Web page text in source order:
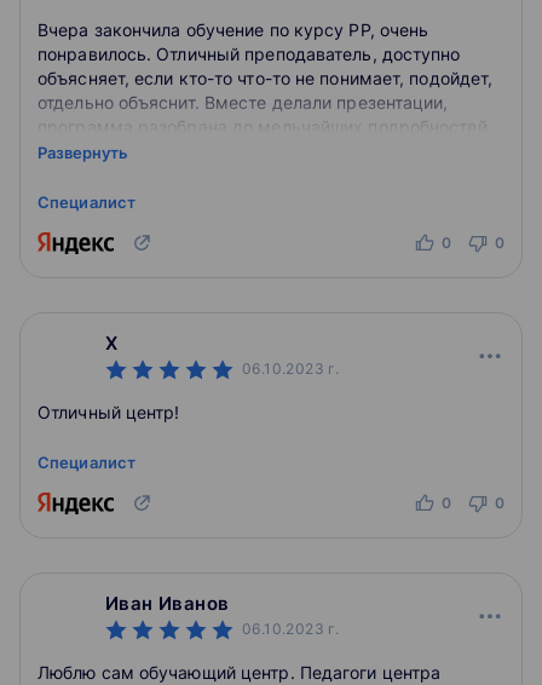
Вчера закончила обучение по курсу PP, очень
понравилось. Отличный преподаватель, доступно
объясняет, если кто-то что-то не понимает, подойдет,
отдельно объяснит. Вместе делали презентации,
программа разобрана до мельчайших подробностей.
Классы оборудованы всем необходимым, в целом
есть кафешки, но если хочешь принести свою еду, то
кофеавтоматы, кулер, чай, в общем, все необходимое.
Развернуть
Специалист
0 0
X
06.10.2023 г.
Отличный центр!
Специалист
0 0
Иван Иванов
06.10.2023 г.
Люблю сам обучающий центр. Педагоги центра